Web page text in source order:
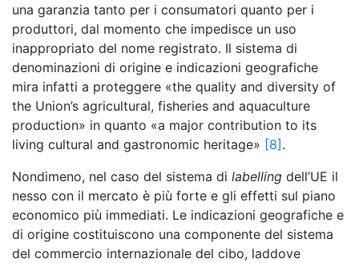
una garanzia tanto per i consumatori quanto per i
produttori, dal momento che impedisce un uso
inappropriato del nome registrato. Il sistema di
denominazioni di origine e indicazioni geografiche
mira infatti a proteggere «the quality and diversity of
the Union’s agricultural, fisheries and aquaculture
production» in quanto «a major contribution to its
living cultural and gastronomic heritage» [8].
Nondimeno, nel caso del sistema di labelling dell’UE il
nesso con il mercato è più forte e gli effetti sul piano
economico più immediati. Le indicazioni geografiche e
di origine costituiscono una componente del sistema
del commercio internazionale del cibo, laddove